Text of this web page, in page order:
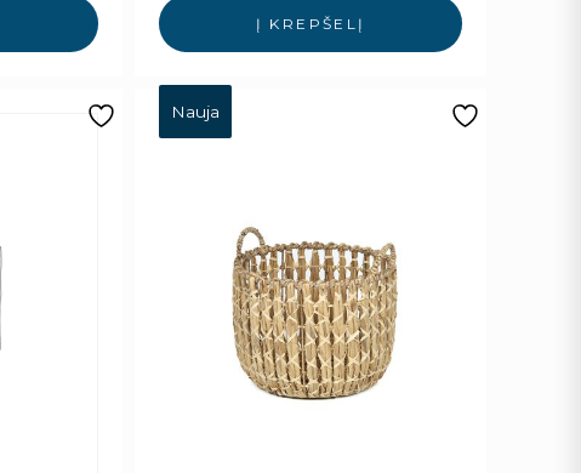
Į KREPŠELĮ
Nauja